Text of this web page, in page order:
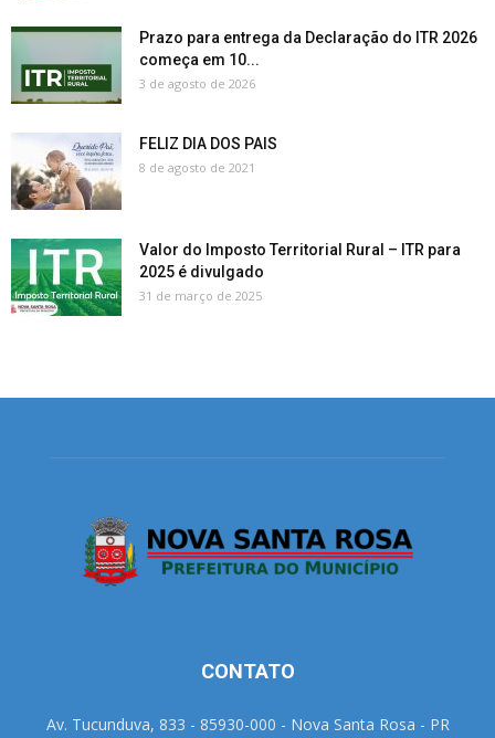
Prazo para entrega da Declaração do ITR 2026
começa em 10...
3 de agosto de 2026
FELIZ DIA DOS PAIS
8 de agosto de 2021
Valor do Imposto Territorial Rural – ITR para
2025 é divulgado
31 de março de 2025
CONTATO
Av. Tucunduva, 833 - 85930-000 - Nova Santa Rosa - PR